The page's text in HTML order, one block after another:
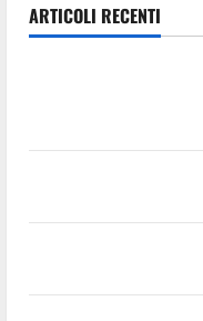
ARTICOLI RECENTI